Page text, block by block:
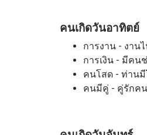
คนเกิดวันอาทิตย์
การงาน - งาน
การเงิน - มีคน
คนโสด - ท่าน
คนมีคู่ - คู่รักคน